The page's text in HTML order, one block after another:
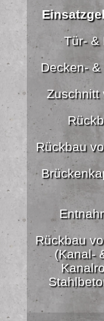
Tür- &
Decken-
Zuschnitt
Rückbau
Rückbau
(Kanal-